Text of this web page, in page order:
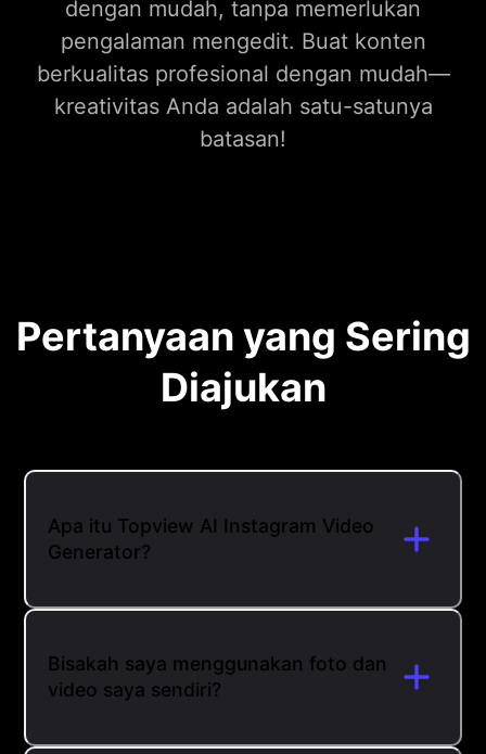
dengan mudah, tanpa memerlukan
pengalaman mengedit. Buat konten
berkualitas profesional dengan mudah—
kreativitas Anda adalah satu-satunya
batasan!
Pertanyaan yang Sering
Diajukan
Apa itu Topview AI Instagram Video
Generator?
Bisakah saya menggunakan foto dan
video saya sendiri?